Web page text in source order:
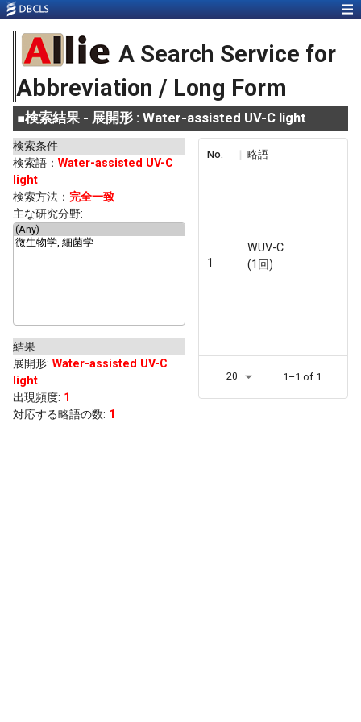
A Search Service for
Abbreviation / Long Form
■検索結果 - 展開形 : Water-assisted UV-C light
検索条件
検索語： Water-assisted UV-C
light
検索方法： 完全一致
主な研究分野:
結果
展開形: Water-assisted UV-C
light
出現頻度: 1
対応する略語の数: 1
No. 略語
1
WUV-C
(1回)
20 1–1 of 1